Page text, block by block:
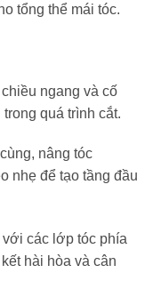
tổng thể mái tóc.
ngang và cố
quá trình cắt.
nâng tóc
nhẹ để tạo tầng đầu
các lớp tóc phía
hài hòa và cân